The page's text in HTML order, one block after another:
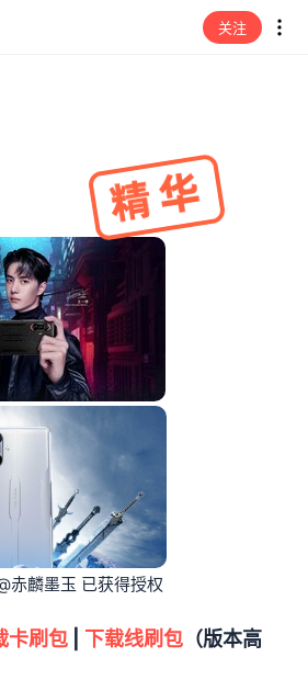
关注
赤麟墨玉 已获得授权
卡刷包 下载线刷包 （版本高